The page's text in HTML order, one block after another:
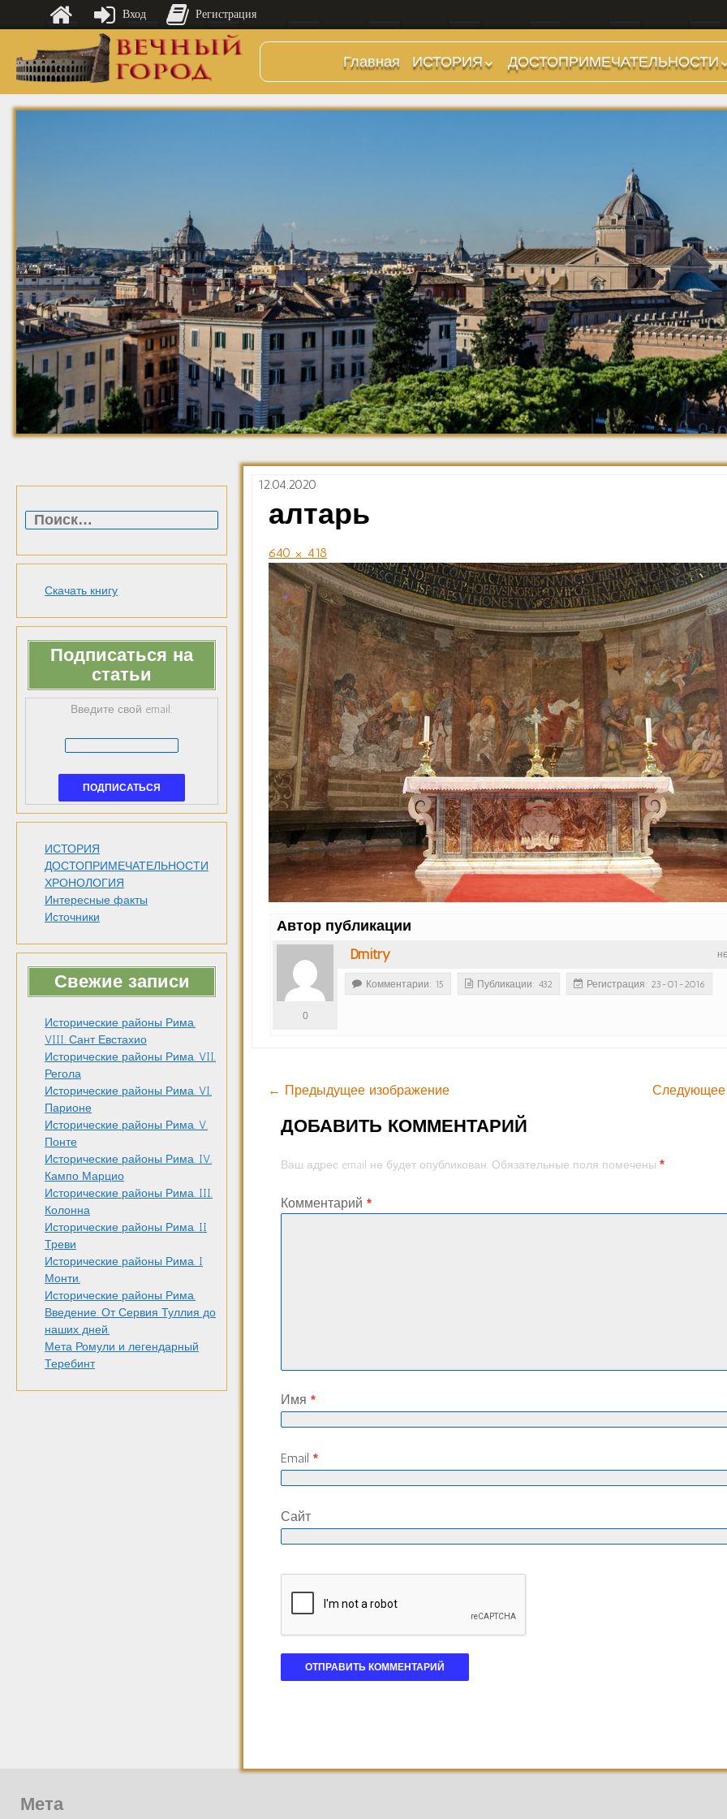
Главная
ИСТОРИЯ
Предыстория
Царский период
Империя. Принципат
(27 г до н.э. — 284 г
н.э.)
Империя. Доминат
(284-476 гг)
Темные Века. Готы
Темные Века.
Экзархат
Средневековье
Возрождение и
Барокко
ДОСТОПРИМЕЧАТЕЛЬНОСТИ
Холмы и остров.
Районы
Стадионы, Термы
Дохристианские
храмы
Христианские храмы,
базилики etc.
Дворцы
Арки, колонны и
обелиски
Фонтаны
Скачать книгу
Подписаться на
статьи
Введите свой email:
ИСТОРИЯ
ДОСТОПРИМЕЧАТЕЛЬНОСТИ
ХРОНОЛОГИЯ
Интересные факты
Источники
Свежие записи
Исторические районы Рима.
VIII. Сант Евстахио
Исторические районы Рима. VII.
Регола
Исторические районы Рима. VI.
Парионе
Исторические районы Рима. V.
Понте
Исторические районы Рима. IV.
Кампо Марцио
Исторические районы Рима. III.
Колонна
Исторические районы Рима. II
Треви
Исторические районы Рима. I
Монти.
Исторические районы Рима.
Введение. От Сервия Туллия до
наших дней.
Мета Ромули и легендарный
Теребинт
12.04.2020
алтарь
640 × 418
Автор публикации
Dmitry
0
Комментарии: 15 Публикации: 432 Регистрация: 23-01-2016
← Предыдущее изображение Следующее
ДОБАВИТЬ КОММЕНТАРИЙ
Ваш адрес email не будет опубликован. Обязательные поля помечены*
Комментарий*
Имя*
Email*
Сайт
Мета
Вход Регистрация